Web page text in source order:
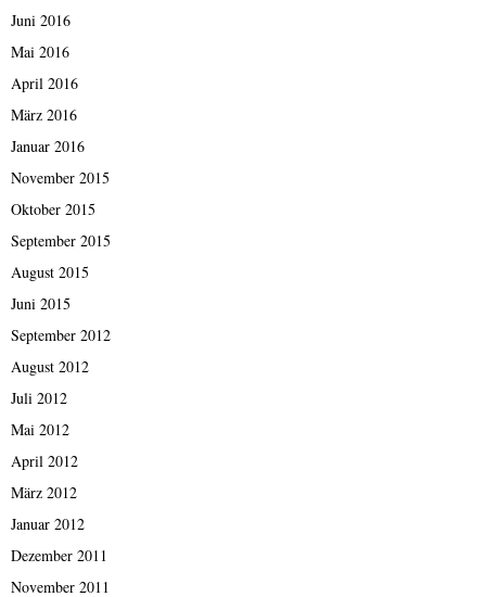
Juni 2016
Mai 2016
April 2016
März 2016
Januar 2016
November 2015
Oktober 2015
September 2015
August 2015
Juni 2015
September 2012
August 2012
Juli 2012
Mai 2012
April 2012
März 2012
Januar 2012
Dezember 2011
November 2011